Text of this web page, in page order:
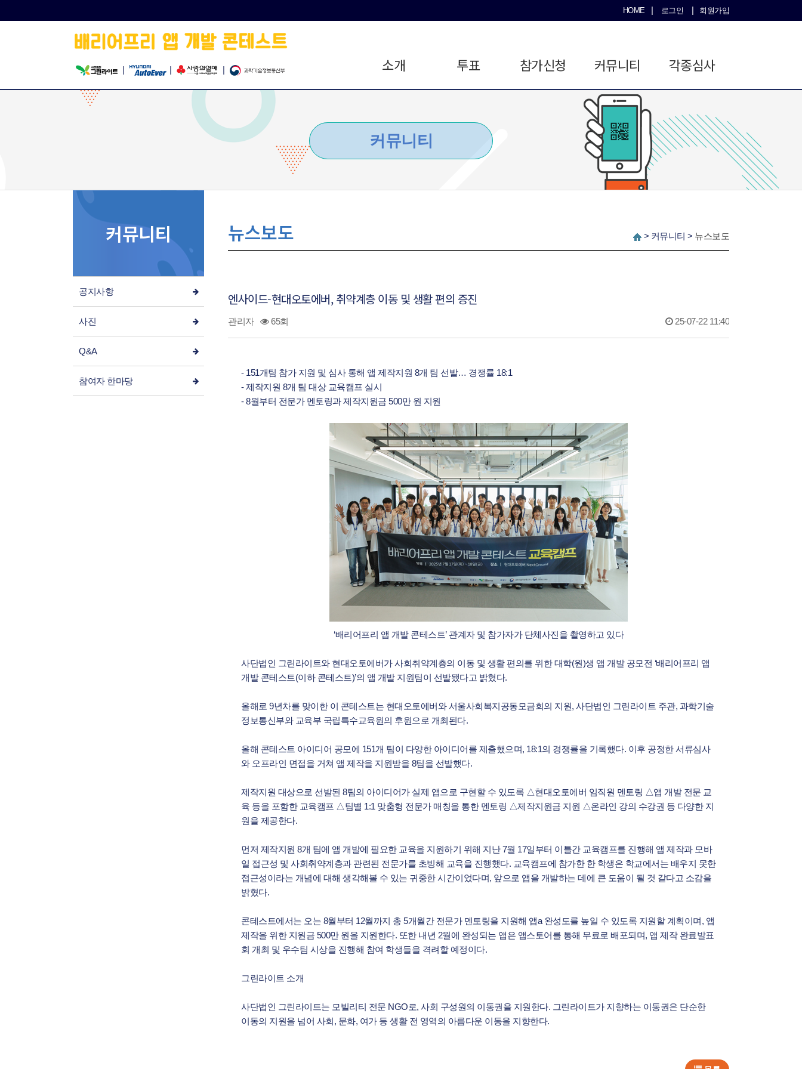
HOME 로그인 회원가입
소개 투표 참가신청 커뮤니티 각종심사
커뮤니티
커뮤니티
공지사항
사진
Q&A
참여자 한마당
뉴스보도 > 커뮤니티 > 뉴스보도
엔사이드-현대오토에버, 취약계층 이동 및 생활 편의 증진
관리자 65회 25-07-22 11:40
- 151개팀 참가 지원 및 심사 통해 앱 제작지원 8개 팀 선발… 경쟁률 18:1
- 제작지원 8개 팀 대상 교육캠프 실시
- 8월부터 전문가 멘토링과 제작지원금 500만 원 지원
‘배리어프리 앱 개발 콘테스트’ 관계자 및 참가자가 단체사진을 촬영하고 있다
사단법인 그린라이트와 현대오토에버가 사회취약계층의 이동 및 생활 편의를 위한 대학(원)생 앱 개발 공모전 ‘배리어프리 앱
개발 콘테스트(이하 콘테스트)’의 앱 개발 지원팀이 선발됐다고 밝혔다.
올해로 9년차를 맞이한 이 콘테스트는 현대오토에버와 서울사회복지공동모금회의 지원, 사단법인 그린라이트 주관, 과학기술
정보통신부와 교육부 국립특수교육원의 후원으로 개최된다.
올해 콘테스트 아이디어 공모에 151개 팀이 다양한 아이디어를 제출했으며, 18:1의 경쟁률을 기록했다. 이후 공정한 서류심사
와 오프라인 면접을 거쳐 앱 제작을 지원받을 8팀을 선발했다.
제작지원 대상으로 선발된 8팀의 아이디어가 실제 앱으로 구현할 수 있도록 △현대오토에버 임직원 멘토링 △앱 개발 전문 교
육 등을 포함한 교육캠프 △팀별 1:1 맞춤형 전문가 매칭을 통한 멘토링 △제작지원금 지원 △온라인 강의 수강권 등 다양한 지
원을 제공한다.
먼저 제작지원 8개 팀에 앱 개발에 필요한 교육을 지원하기 위해 지난 7월 17일부터 이틀간 교육캠프를 진행해 앱 제작과 모바
일 접근성 및 사회취약계층과 관련된 전문가를 초빙해 교육을 진행했다. 교육캠프에 참가한 한 학생은 학교에서는 배우지 못한
접근성이라는 개념에 대해 생각해볼 수 있는 귀중한 시간이었다며, 앞으로 앱을 개발하는 데에 큰 도움이 될 것 같다고 소감을
밝혔다.
콘테스트에서는 오는 8월부터 12월까지 총 5개월간 전문가 멘토링을 지원해 앱a 완성도를 높일 수 있도록 지원할 계획이며, 앱
제작을 위한 지원금 500만 원을 지원한다. 또한 내년 2월에 완성되는 앱은 앱스토어를 통해 무료로 배포되며, 앱 제작 완료발표
회 개최 및 우수팀 시상을 진행해 참여 학생들을 격려할 예정이다.
그린라이트 소개
사단법인 그린라이트는 모빌리티 전문 NGO로, 사회 구성원의 이동권을 지원한다. 그린라이트가 지향하는 이동권은 단순한
이동의 지원을 넘어 사회, 문화, 여가 등 생활 전 영역의 아름다운 이동을 지향한다.